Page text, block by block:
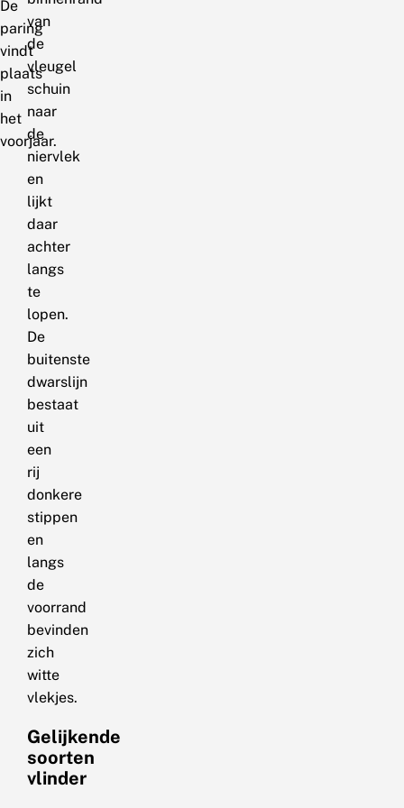
De
paring
vindt
plaats
in
het
voorjaar.
van
de
vleugel
schuin
naar
de
niervlek
en
lijkt
daar
achter
langs
te
lopen.
De
buitenste
dwarslijn
bestaat
uit
een
rij
donkere
stippen
en
langs
de
voorrand
bevinden
zich
witte
vlekjes.
Gelijkende
soorten
vlinder